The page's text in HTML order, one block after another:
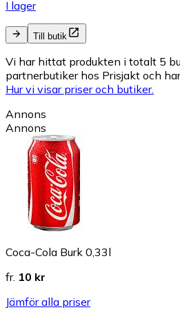
I lager
Till butik
Vi har hittat produkten i totalt 5
partnerbutiker hos Prisjakt och
Hur vi visar priser och butiker.
Annons
Annons
Coca-Cola Burk 0,33l
fr. 10 kr
Jämför alla priser